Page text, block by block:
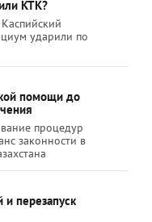
КТК?
ударили по
помощи до
процедур
законности в
и перезапуск